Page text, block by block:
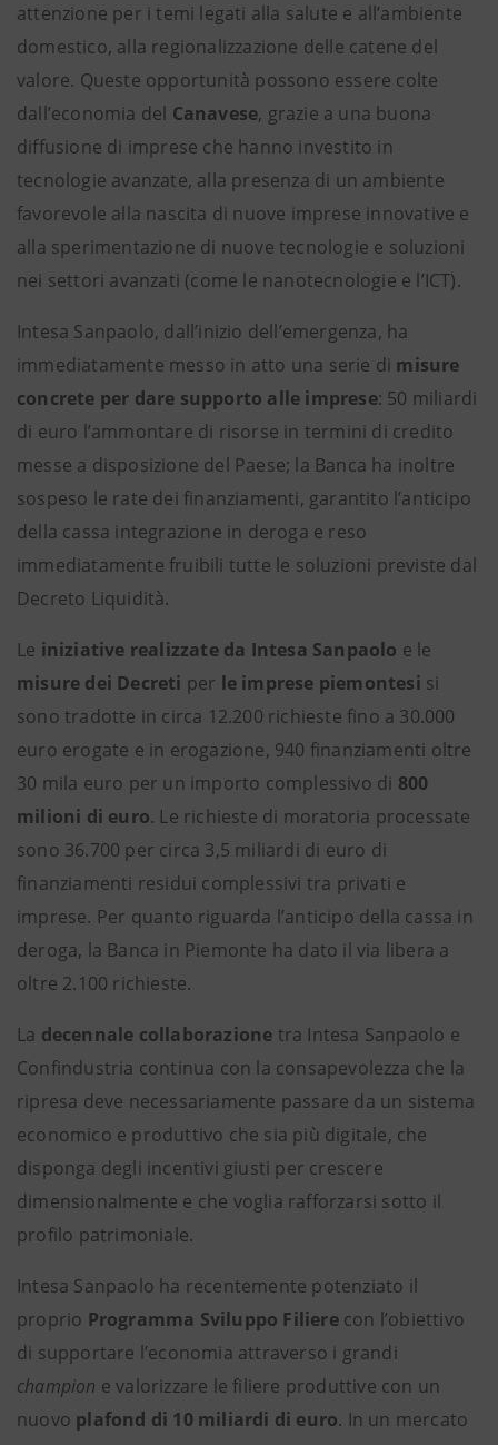
attenzione per i temi legati alla salute e all’ambiente
domestico, alla regionalizzazione delle catene del
valore. Queste opportunità possono essere colte
dall’economia del Canavese, grazie a una buona
diffusione di imprese che hanno investito in
tecnologie avanzate, alla presenza di un ambiente
favorevole alla nascita di nuove imprese innovative e
alla sperimentazione di nuove tecnologie e soluzioni
nei settori avanzati (come le nanotecnologie e l’ICT).
Intesa Sanpaolo, dall’inizio dell’emergenza, ha
immediatamente messo in atto una serie di misure
concrete per dare supporto alle imprese: 50 miliardi
di euro l’ammontare di risorse in termini di credito
messe a disposizione del Paese; la Banca ha inoltre
sospeso le rate dei finanziamenti, garantito l’anticipo
della cassa integrazione in deroga e reso
immediatamente fruibili tutte le soluzioni previste dal
Decreto Liquidità.
Le iniziative realizzate da Intesa Sanpaolo e le
misure dei Decreti per le imprese piemontesi si
sono tradotte in circa 12.200 richieste fino a 30.000
euro erogate e in erogazione, 940 finanziamenti oltre
30 mila euro per un importo complessivo di 800
milioni di euro. Le richieste di moratoria processate
sono 36.700 per circa 3,5 miliardi di euro di
finanziamenti residui complessivi tra privati e
imprese. Per quanto riguarda l’anticipo della cassa in
deroga, la Banca in Piemonte ha dato il via libera a
oltre 2.100 richieste.
La decennale collaborazione tra Intesa Sanpaolo e
Confindustria continua con la consapevolezza che la
ripresa deve necessariamente passare da un sistema
economico e produttivo che sia più digitale, che
disponga degli incentivi giusti per crescere
dimensionalmente e che voglia rafforzarsi sotto il
profilo patrimoniale.
Intesa Sanpaolo ha recentemente potenziato il
proprio Programma Sviluppo Filierecon l’obiettivo
di supportare l’economia attraverso i grandi
champion e valorizzare le filiere produttive con un
nuovo plafond di 10 miliardi di euro. In un mercato